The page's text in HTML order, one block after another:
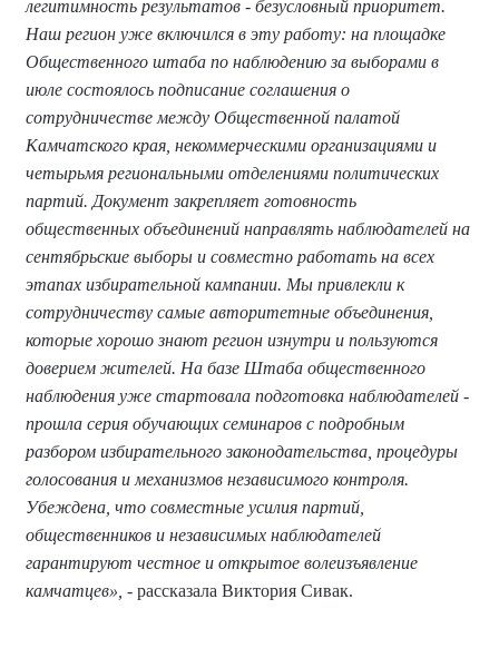
легитимность результатов - безусловный приоритет.
Наш регион уже включился в эту работу: на площадке
Общественного штаба по наблюдению за выборами в
июле состоялось подписание соглашения о
сотрудничестве между Общественной палатой
Камчатского края, некоммерческими организациями и
четырьмя региональными отделениями политических
партий. Документ закрепляет готовность
общественных объединений направлять наблюдателей на
сентябрьские выборы и совместно работать на всех
этапах избирательной кампании. Мы привлекли к
сотрудничеству самые авторитетные объединения,
которые хорошо знают регион изнутри и пользуются
доверием жителей. На базе Штаба общественного
наблюдения уже стартовала подготовка наблюдателей -
прошла серия обучающих семинаров с подробным
разбором избирательного законодательства, процедуры
голосования и механизмов независимого контроля.
Убеждена, что совместные усилия партий,
общественников и независимых наблюдателей
гарантируют честное и открытое волеизъявление
камчатцев», - рассказала Виктория Сивак.